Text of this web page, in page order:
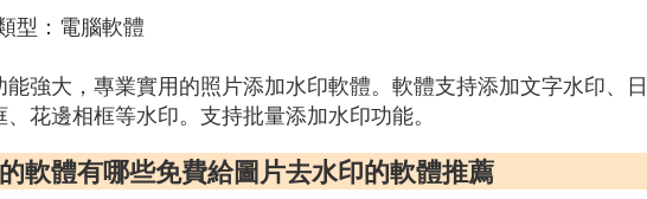
型：電腦軟體
強大，專業實用的照片添加水印軟體。軟體支持添加文字水印、
花邊相框等水印。支持批量添加水印功能。
軟體有哪些免費給圖片去水印的軟體推薦